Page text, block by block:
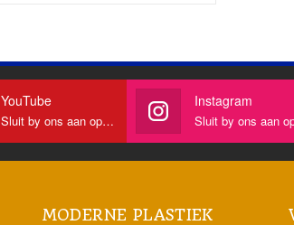
YouTube
Sluit by ons aan op YouTube
Instagram
Sluit by ons aan op
MODERNE PLASTIEK